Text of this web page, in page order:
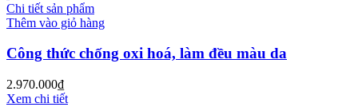
Chi tiết sản phẩm
Thêm vào giỏ hàng
Công thức chống oxi hoá, làm đều màu da
2.970.000₫
Xem chi tiết